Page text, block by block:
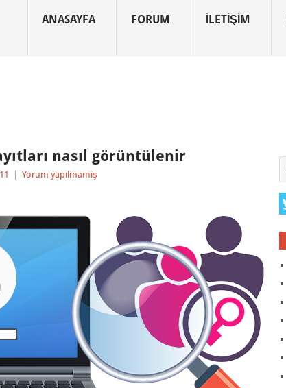
ANASAYFA FORUM İLETIŞIM
nasıl görüntülenir
Yorum yapılmamış